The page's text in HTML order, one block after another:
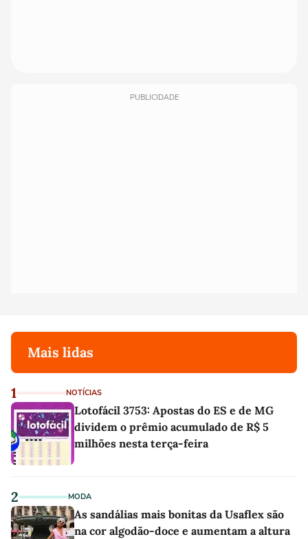
PUBLICIDADE
Mais lidas
1 NOTÍCIAS
Lotofácil 3753: Apostas do ES e de MG
dividem o prêmio acumulado de R$ 5
milhões nesta terça-feira
2 MODA
As sandálias mais bonitas da Usaflex são
na cor algodão-doce e aumentam a altura